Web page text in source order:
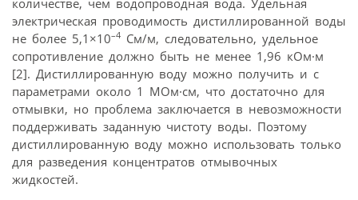
количестве, чем водопроводная вода. Удельная
электрическая проводимость дистиллированной воды
не более 5,1×10–4 См/м, следовательно, удельное
сопротивление должно быть не менее 1,96 кОм·м
[2]. Дистиллированную воду можно получить и с
параметрами около 1 МОм·см, что достаточно для
отмывки, но проблема заключается в невозможности
поддерживать заданную чистоту воды. Поэтому
дистиллированную воду можно использовать только
для разведения концентратов отмывочных
жидкостей.